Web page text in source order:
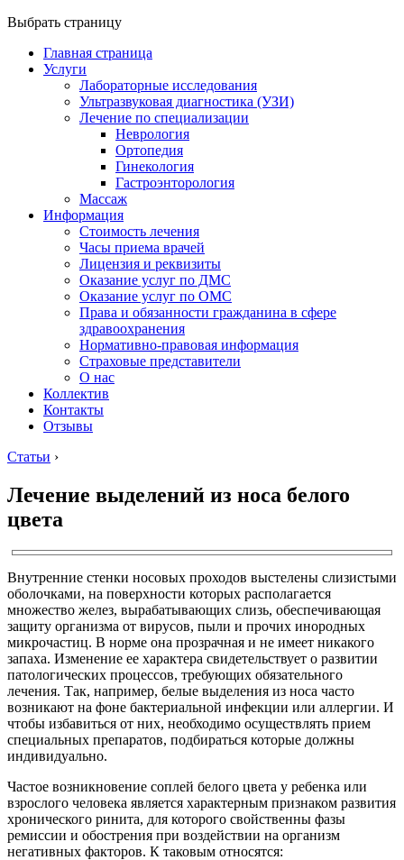
Выбрать страницу
Главная страница
Услуги
Лабораторные исследования
Ультразвуковая диагностика (УЗИ)
Лечение по специализации
Неврология
Ортопедия
Гинекология
Гастроэнторология
Массаж
Информация
Стоимость лечения
Часы приема врачей
Лицензия и реквизиты
Оказание услуг по ДМС
Оказание услуг по ОМС
Права и обязанности гражданина в сфере
здравоохранения
Нормативно-правовая информация
Страховые представители
О нас
Коллектив
Контакты
Отзывы
Статьи ›
Лечение выделений из носа белого
цвета
Внутренние стенки носовых проходов выстелены слизистыми
оболочками, на поверхности которых располагается
множество желез, вырабатывающих слизь, обеспечивающая
защиту организма от вирусов, пыли и прочих инородных
микрочастиц. В норме она прозрачная и не имеет никакого
запаха. Изменение ее характера свидетельствует о развитии
патологических процессов, требующих обязательного
лечения. Так, например, белые выделения из носа часто
возникают на фоне бактериальной инфекции или аллергии. И
чтобы избавиться от них, необходимо осуществлять прием
специальных препаратов, подбираться которые должны
индивидуально.
Частое возникновение соплей белого цвета у ребенка или
взрослого человека является характерным признаком развития
хронического ринита, для которого свойственны фазы
ремиссии и обострения при воздействии на организм
негативных факторов. К таковым относятся: